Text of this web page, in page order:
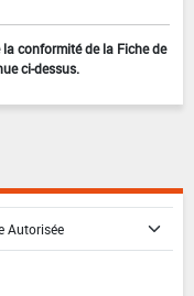
conformité de la Fiche de
ci-dessus.